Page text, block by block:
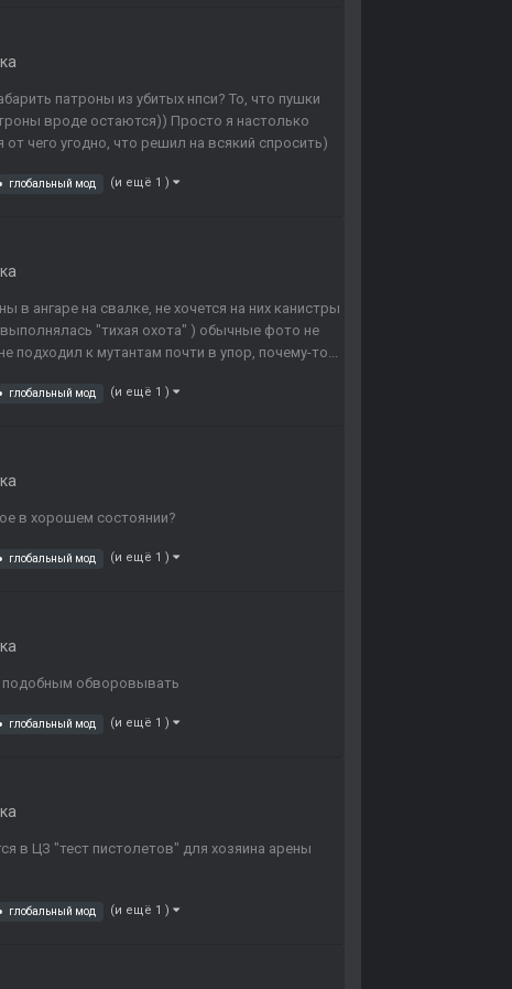
патроны из убитых нпси? То, что пушки
вроде остаются)) Просто я настолько
чего угодно, что решил на всякий спросить)
глобальный мод (и ещё 1 )
в ангаре на свалке, не хочется на них канистры
"тихая охота" ) обычные фото не
подходил к мутантам почти в упор, почему-то...
глобальный мод (и ещё 1 )
в хорошем состоянии?
глобальный мод (и ещё 1 )
подобным обворовывать
глобальный мод (и ещё 1 )
в ЦЗ "тест пистолетов" для хозяина арены
глобальный мод (и ещё 1 )